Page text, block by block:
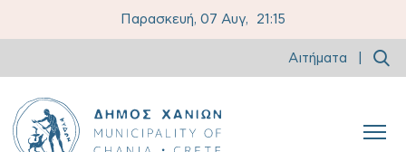
Παρασκευή, 07 Αυγ, 21:15
Αιτήματα